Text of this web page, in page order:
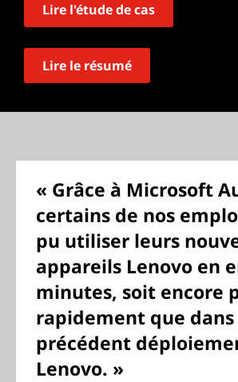
Lire l'étude de cas
Lire le résumé
« Grâce à Microsoft
certains de nos
pu utiliser leurs
appareils Lenovo en
minutes, soit encore
rapidement que
précédent
Lenovo. »